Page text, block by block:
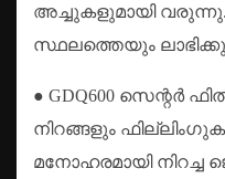
അച്ചുകളുമായി വരുന്നു.
സ്ഥലത്തെയും
● GDQ600 സെന്റർ
നിറങ്ങളും
മനോഹരമായി നിറച്ച